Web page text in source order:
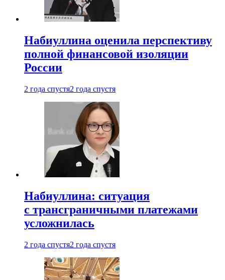
Набиуллина оценила перспективу
полной финансовой изоляции
России
2 года спустя2 года спустя
Набиуллина: ситуация
с трансграничными платежами
усложнилась
2 года спустя2 года спустя